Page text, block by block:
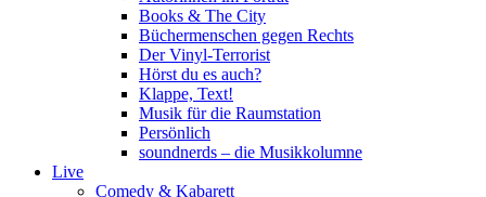
Books & The City
Büchermenschen gegen Rechts
Der Vinyl-Terrorist
Hörst du es auch?
Klappe, Text!
Musik für die Raumstation
Persönlich
soundnerds – die Musikkolumne
Live
Comedy & Kabarett